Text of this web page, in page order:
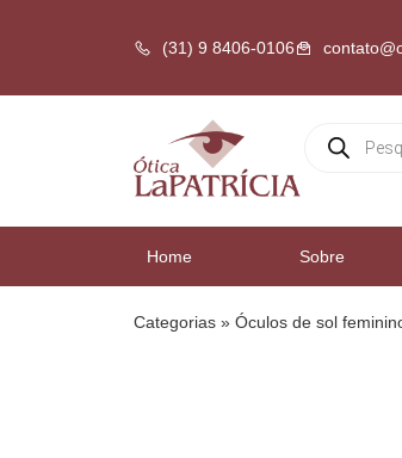
(31) 9 8406-0106
Home Sobre
Categorias » Óculos de sol